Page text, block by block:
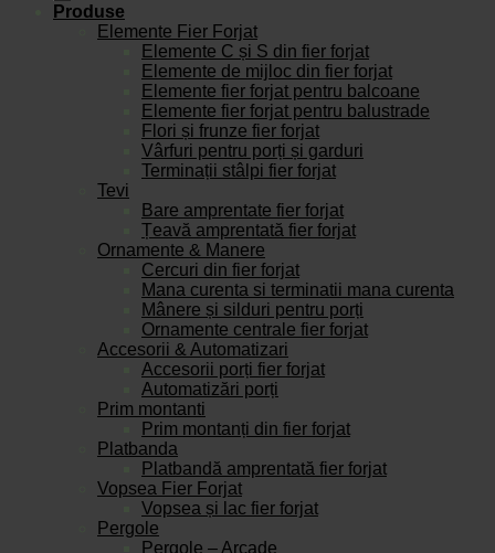
Produse
Elemente Fier Forjat
Elemente C și S din fier forjat
Elemente de mijloc din fier forjat
Elemente fier forjat pentru balcoane
Elemente fier forjat pentru balustrade
Flori și frunze fier forjat
Vârfuri pentru porți și garduri
Terminații stâlpi fier forjat
Tevi
Bare amprentate fier forjat
Țeavă amprentată fier forjat
Ornamente & Manere
Cercuri din fier forjat
Mana curenta si terminatii mana curenta
Mânere și silduri pentru porți
Ornamente centrale fier forjat
Accesorii & Automatizari
Accesorii porți fier forjat
Automatizări porți
Prim montanti
Prim montanți din fier forjat
Platbanda
Platbandă amprentată fier forjat
Vopsea Fier Forjat
Vopsea și lac fier forjat
Pergole
Pergole – Arcade